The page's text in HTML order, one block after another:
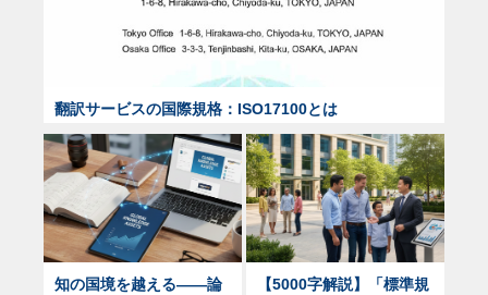
翻訳サービスの国際規格：ISO17100とは
知の国境を越える——論
【5000字解説】「標準規